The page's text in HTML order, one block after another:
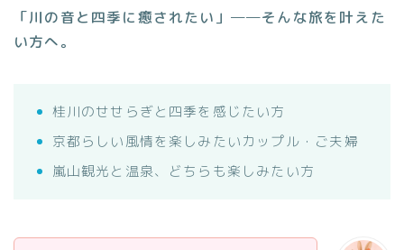
「川の音と四季に癒されたい」──そんな旅を叶えた
い方へ。
桂川のせせらぎと四季を感じたい方
京都らしい風情を楽しみたいカップル・ご夫婦
嵐山観光と温泉、どちらも楽しみたい方